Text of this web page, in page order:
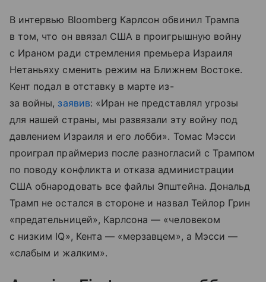
В интервью Bloomberg Карлсон обвинил Трампа
в том, что он ввязал США в проигрышную войну
с Ираном ради стремления премьера Израиля
Нетаньяху сменить режим на Ближнем Востоке.
Кент подал в отставку в марте из-
за войны, заявив: «Иран не представлял угрозы
для нашей страны, мы развязали эту войну под
давлением Израиля и его лобби». Томас Мэсси
проиграл праймериз после разногласий с Трампом
по поводу конфликта и отказа администрации
США обнародовать все файлы Эпштейна. Дональд
Трамп не остался в стороне и назвал Тейлор Грин
«предательницей», Карлсона — «человеком
с низким IQ», Кента — «мерзавцем», а Мэсси —
«слабым и жалким».